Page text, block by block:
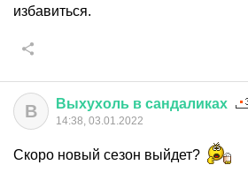
избавиться.
В Выхухоль в сандаликах
14:38, 03.01.2022
Скоро новый сезон выйдет?